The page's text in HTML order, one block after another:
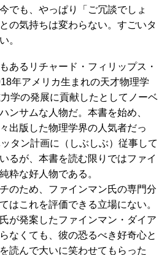
でも、やっぱり「ご冗談でしょ
の気持ちは変わらない。すごいタ
。
あるリチャード・フィリップス・
年アメリカ生まれの天才物理学
学の発展に貢献したとしてノーベ
ンサムな人物だ。本書を始め、
出版した物理学界の人気者だっ
タン計画に（しぶしぶ）従事して
るが、本書を読む限りではファイ
粋な好人物である。
のため、ファインマン氏の専門分
はこれを評価できる立場にない。
が発案したファインマン・ダイア
なくても、彼の恐るべき好奇心と
読んで大いに笑わせてもらった